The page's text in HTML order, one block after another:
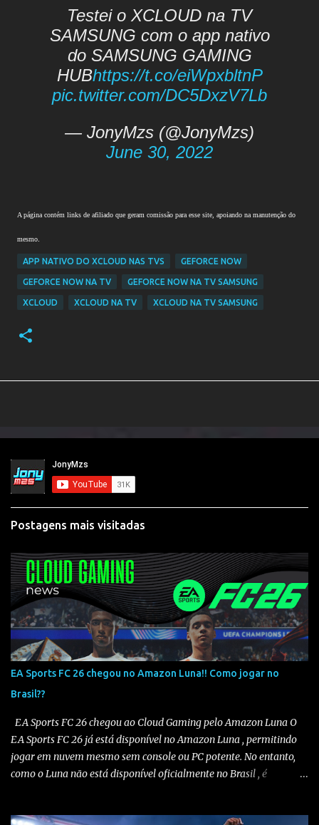
Testei o XCLOUD na TV
SAMSUNG com o app nativo
do SAMSUNG GAMING
HUBhttps://t.co/eiWpxbltnP
pic.twitter.com/DC5DxzV7Lb
— JonyMzs (@JonyMzs)
June 30, 2022
A página contém links de afiliado que geram comissão para esse site, apoiando na manutenção do
mesmo
APP NATIVO DO XCLOUD NAS TVS GEFORCE NOW
GEFORCE NOW NA TV GEFORCE NOW NA TV SAMSUNG
XCLOUD XCLOUD NA TV XCLOUD NA TV SAMSUNG
Postagens mais visitadas
EA Sports FC 26 chegou no Amazon Luna!! Como jogar no
Brasil??
EA Sports FC 26 chegou ao Cloud Gaming pelo Amazon Luna O
EA Sports FC 26 já está disponível no Amazon Luna , permitindo
jogar em nuvem mesmo sem console ou PC potente. No entanto,
como o Luna não está disponível oficialmente no Brasil , é